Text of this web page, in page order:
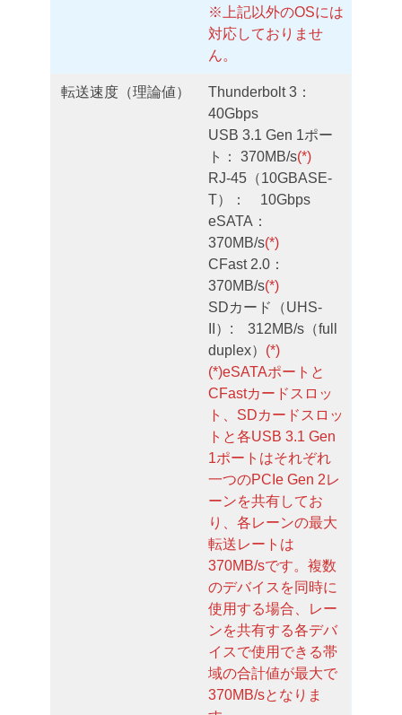
※上記以外のOSには
対応しておりませ
ん。
転送速度（理論値）
Thunderbolt 3：
40Gbps
USB 3.1 Gen 1ポー
ト： 370MB/s(*)
RJ-45（10GBASE-
T）： 10Gbps
eSATA：
370MB/s(*)
CFast 2.0：
370MB/s(*)
SDカード（UHS-
II）: 312MB/s（full
duplex） (*)
(*)eSATAポートと
CFastカードスロッ
ト、SDカードスロッ
トと各USB 3.1 Gen
1ポートはそれぞれ
一つのPCIe Gen 2レ
ーンを共有してお
り、各レーンの最大
転送レートは
370MB/sです。複数
のデバイスを同時に
使用する場合、レー
ンを共有する各デバ
イスで使用できる帯
域の合計値が最大で
370MB/sとなりま